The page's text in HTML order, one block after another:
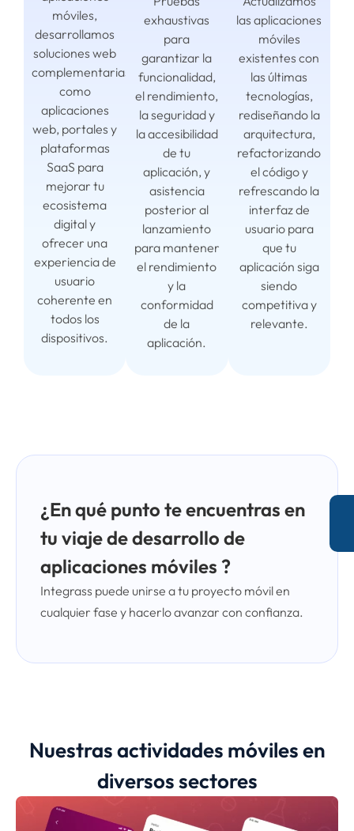
móviles,
desarrollamos
soluciones web
complementarias
como
aplicaciones
web, portales y
plataformas
SaaS para
mejorar tu
ecosistema
digital y
ofrecer una
experiencia de
usuario
coherente en
todos los
dispositivos.
exhaustivas
para
garantizar la
funcionalidad,
el rendimiento,
la seguridad y
la accesibilidad
de tu
aplicación, y
asistencia
posterior al
lanzamiento
para mantener
el rendimiento
y la
conformidad
de la
aplicación.
las aplicaciones
móviles
existentes con
las últimas
tecnologías,
rediseñando la
arquitectura,
refactorizando
el código y
refrescando la
interfaz de
usuario para
que tu
aplicación siga
siendo
competitiva y
relevante.
¿En qué punto te encuentras en
tu viaje de desarrollo de
aplicaciones móviles ?
Integrass puede unirse a tu proyecto móvil en
cualquier fase y hacerlo avanzar con confianza.
Nuestras actividades móviles en
diversos sectores